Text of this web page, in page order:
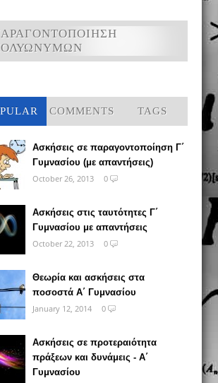
COMMENTS TAGS
Ασκήσεις σε παραγοντοποίηση Γ΄
Γυμνασίου (με απαντήσεις)
October 26, 2013
0
Ασκήσεις στις ταυτότητες Γ΄
Γυμνασίου με απαντήσεις
October 22, 2013
0
Θεωρία και ασκήσεις στα
ποσοστά Α΄ Γυμνασίου
January 12, 2014
0
Ασκήσεις σε προτεραιότητα
πράξεων και δυνάμεις - Α΄
Γυμνασίου